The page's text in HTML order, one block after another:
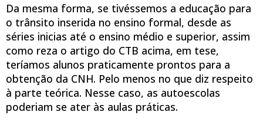
Da mesma forma, se tivéssemos a educação para
o trânsito inserida no ensino formal, desde as
séries inicias até o ensino médio e superior, assim
como reza o artigo do CTB acima, em tese,
teríamos alunos praticamente prontos para a
obtenção da CNH. Pelo menos no que diz respeito
à parte teórica. Nesse caso, as autoescolas
poderiam se ater às aulas práticas.